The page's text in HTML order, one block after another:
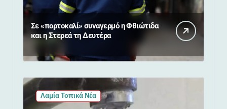
Σε «πορτοκαλί» συναγερμό η Φθιώτιδα
και η Στερεά τη Δευτέρα
Λαμία Τοπικά Νέα